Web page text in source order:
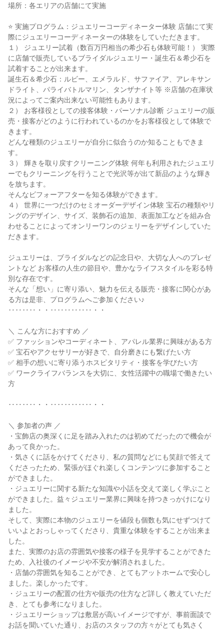
場所：各エリアの店舗にて実施
⭐ 実施プログラム：ジュエリーコーディネーター体験 店舗にて実
際にジュエリーコーディネーターの体験をしていただきます。
１） ジュエリー試着（数百万円相当の希少石も体験可能！） 実際
に店舗で販売しているブライダルジュエリー・誕生石＆希少石を
試着することが出来ます。
誕生石＆希少石：ルビー、エメラルド、サファイア、アレキサン
ドライト、パライバトルマリン、タンザナイト等 ※店舗の在庫状
況によってご案内出来ない可能性もあります。
２） お客様役としての接客体験・パーソナル診断 ジュエリーの販
売・接客がどのように行われているのかをお客様役として体験で
きます。
どんな種類のジュエリーが自分に似合うのか知ることもできま
す。
３） 輝きを取り戻すクリーニング体験 何年も利用されたジュエリ
ーでもクリーニングを行うことで光沢等が出て新品のような輝き
を放ちます。
そんなビフォーアフターを知る体験ができます。
４） 世界に一つだけのセミオーダーデザイン体験 宝石の種類やリ
ングのデザイン、サイズ、装飾石の追加、表面加工などを組み合
わせることによってオンリーワンのジェリーをデザインしていた
だきます。
ジュエリーは、ブライダルなどの記念日や、大切な人へのプレゼ
ントなど お客様の人生の節目や、豊かなライフスタイルを彩る特
別な存在です。
そんな「想い」に寄り添い、魅力を伝える販売・接客に関心があ
る方は是非、プログラムへご参加ください♪
‥‥‥‥・・‥‥‥‥‥‥・・
＼ こんな方におすすめ ／
✅ ファッションやコーディネート、アパレル業界に興味がある方
✅ 宝石やアクセサリーが好きで、自分磨きにも繋げたい方
✅ 相手の想いに寄り添うホスピタリティ・接客を学びたい方
✅ ワークライフバランスを大切に、女性活躍中の職場で働きたい
方
‥‥‥‥・・‥‥‥‥‥‥・・
＼ 参加者の声 ／
・宝飾店の奥深くに足を踏み入れたのは初めてだったので機会が
あって良かった。
・気さくに話をかけてくださり、私の質問などにも笑顔で答えて
くださったため、緊張がほぐれ楽しくコンテンツに参加すること
ができました。
・ジュエリーに関する新たな知識や小話を交えて楽しく学ぶこと
ができました。益々ジュエリー業界に興味を持つきっかけになり
ました。
そして、実際に本物のジュエリーを値段も個数も気にせずつけて
いいよとおっしゃってくださり、貴重な体験をすることが出来ま
した。
また、実際のお店の雰囲気や接客の様子を見学することができた
ため、入社後のイメージや不安が解消されました。
・店舗の雰囲気を知ることができ、とてもアットホームで安心し
ました。楽しかったです。
・ジュエリーの配置の仕方や販売の仕方など詳しく教えていただ
き、とても参考になりました。
・ジュエリーショップは敷居が高いイメージですが、事前面談で
お話を聞いていた通り、お店のスタッフの方々がとても気さく